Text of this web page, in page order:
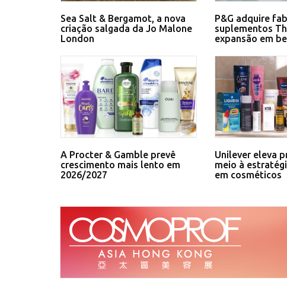
Sea Salt & Bergamot, a nova
criação salgada da Jo Malone
London
P&G adquire
suplementos
expansão em
A Procter & Gamble prevê
crescimento mais lento em
2026/2027
Unilever eleva
meio à
em cosméticos